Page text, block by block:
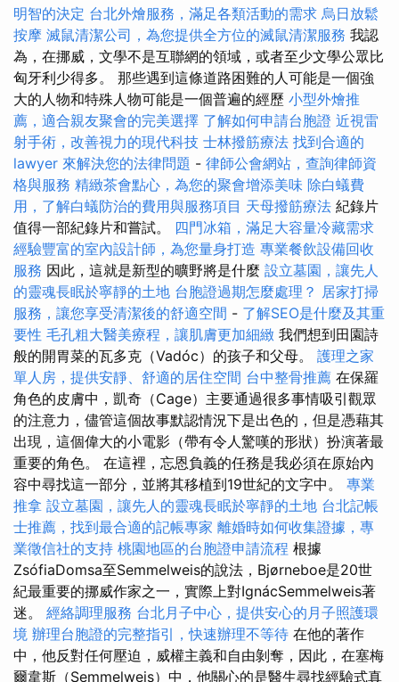
明智的決定 台北外燴服務，滿足各類活動的需求 烏日放鬆
按摩 滅鼠清潔公司，為您提供全方位的滅鼠清潔服務 我認
為，在挪威，文學不是互聯網的領域，或者至少文學公眾比
匈牙利少得多。 那些遇到這條道路困難的人可能是一個強
大的人物和特殊人物可能是一個普遍的經歷 小型外燴推
薦，適合親友聚會的完美選擇 了解如何申請台胞證 近視雷
射手術，改善視力的現代科技 士林撥筋療法 找到合適的
lawyer 來解決您的法律問題 - 律師公會網站，查詢律師資
格與服務 精緻茶會點心，為您的聚會增添美味 除白蟻費
用，了解白蟻防治的費用與服務項目 天母撥筋療法 紀錄片
值得一部紀錄片和嘗試。 四門冰箱，滿足大容量冷藏需求
經驗豐富的室內設計師，為您量身打造 專業餐飲設備回收
服務 因此，這就是新型的曠野將是什麼 設立墓園，讓先人
的靈魂長眠於寧靜的土地 台胞證過期怎麼處理？ 居家打掃
服務，讓您享受清潔後的舒適空間 - 了解SEO是什麼及其重
要性 毛孔粗大醫美療程，讓肌膚更加細緻 我們想到田園詩
般的開胃菜的瓦多克（Vadóc）的孩子和父母。 護理之家
單人房，提供安靜、舒適的居住空間 台中整骨推薦 在保羅
角色的皮膚中，凱奇（Cage）主要通過很多事情吸引觀眾
的注意力，儘管這個故事默認情況下是出色的，但是憑藉其
出現，這個偉大的小電影（帶有令人驚嘆的形狀）扮演著最
重要的角色。 在這裡，忘恩負義的任務是我必須在原始內
容中尋找這一部分，並將其移植到19世紀的文字中。 專業
推拿 設立墓園，讓先人的靈魂長眠於寧靜的土地 台北記帳
士推薦，找到最合適的記帳專家 離婚時如何收集證據，專
業徵信社的支持 桃園地區的台胞證申請流程 根據
ZsófiaDomsa至Semmelweis的說法，Bjørneboe是20世
紀最重要的挪威作家之一，實際上對IgnácSemmelweis著
迷。 經絡調理服務 台北月子中心，提供安心的月子照護環
境 辦理台胞證的完整指引，快速辦理不等待 在他的著作
中，他反對任何壓迫，威權主義和自由剝奪，因此，在塞梅
爾韋斯（Semmelweis）中，他關心的是醫生尋找經驗式真